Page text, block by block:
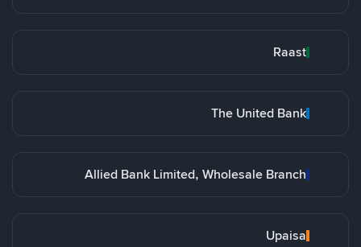
Raast
The United Bank
Allied Bank Limited, Wholesale Branch
Upaisa